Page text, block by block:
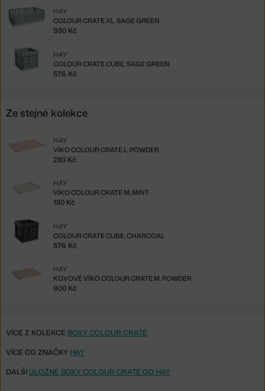
COLOUR CRATE XL, SAGE GREEN
HAY
980 Kč
COLOUR CRATE CUBE, SAGE GREEN
HAY
576 Kč
Ze stejné kolekce
VÍKO COLOUR CRATE L, POWDER
HAY
280 Kč
VÍKO COLOUR CRATE M, MINT
HAY
180 Kč
COLOUR CRATE CUBE, CHARCOAL
HAY
576 Kč
KOVOVÉ VÍKO COLOUR CRATE M, POWDER
HAY
900 Kč
VÍCE Z KOLEKCE BOXY COLOUR CRATE
VÍCE OD ZNAČKY HAY
DALŠÍ ÚLOŽNÉ BOXY COLOUR CRATE OD HAY